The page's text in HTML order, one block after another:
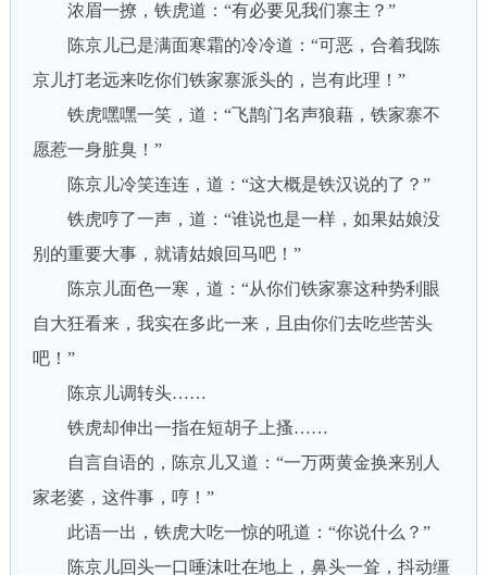
浓眉一撩，铁虎道：“有必要见我们寨主？”
陈京儿已是满面寒霜的冷冷道：“可恶，合着我陈
京儿打老远来吃你们铁家寨派头的，岂有此理！”
铁虎嘿嘿一笑，道：“飞鹊门名声狼藉，铁家寨不
愿惹一身脏臭！”
陈京儿冷笑连连，道：“这大概是铁汉说的了？”
铁虎哼了一声，道：“谁说也是一样，如果姑娘没
别的重要大事，就请姑娘回马吧！”
陈京儿面色一寒，道：“从你们铁家寨这种势利眼
自大狂看来，我实在多此一来，且由你们去吃些苦头
吧！”
陈京儿调转头……
铁虎却伸出一指在短胡子上搔……
自言自语的，陈京儿又道：“一万两黄金换来别人
家老婆，这件事，哼！”
此语一出，铁虎大吃一惊的吼道：“你说什么？”
陈京儿回头一口唾沫吐在地上，鼻头一耸，抖动缰